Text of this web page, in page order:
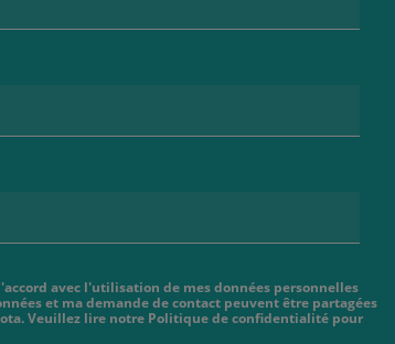
avec l'utilisation de mes données personnelles
et ma demande de contact peuvent être partagées
Veuillez lire notre Politique de confidentialité pour